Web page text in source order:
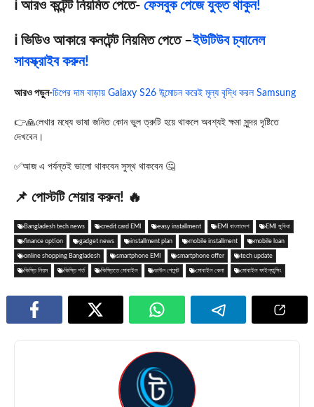
ℹ️ আরও কন্টেন্ট নিয়মিত পেতে- ফেসবুক পেজে যুক্ত থাকুন!
ℹ️ ভিডিও আকারে কনটেন্ট নিয়মিত পেতে –ইউটিউব চ্যানেল
সাবস্ক্রাইব করুন!
আরও পড়ুন-চিপের দাম বাড়ায় Galaxy S26 উন্মোচন করেই মূল্য বৃদ্ধি করল Samsung
👉🙏লেখার মধ্যে ভাষা জনিত কোন ভুল ত্রুটি হয়ে থাকলে অবশ্যই ক্ষমা সুন্দর দৃষ্টিতে
দেখবেন।
✅আজ এ পর্যন্তই ভালো থাকবেন সুস্থ থাকবেন 🤔
📌 পোস্টটি শেয়ার করুন! 🔥
Bangladesh tech news credit card EMI easy installment EMI বাংলাদেশ EMI সুবিধা
finance option gadget news installment plan mobile installment mobile loan
online shopping Bangladesh smartphone EMI smartphone offer tech update
কিস্তি নিয়ম কিস্তি শর্ত কিস্তিতে মোবাইল ডাউন পেমেন্ট মোবাইল কেনা মোবাইল ফাইন্যান্সিং